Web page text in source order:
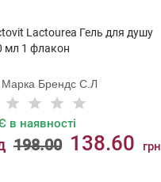
Lactourea Гель для душу
мл 1 флакон
Брендс С.Л
в наявності
198.00 138.60 грн